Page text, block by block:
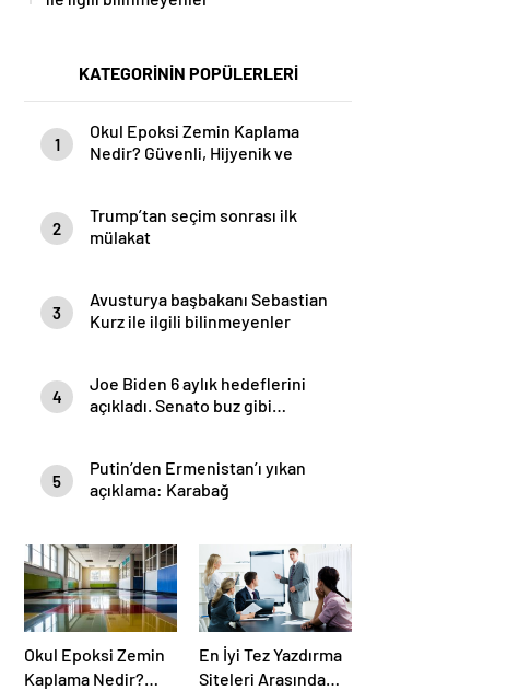
KATEGORİNİN POPÜLERLERİ
1
Okul Epoksi Zemin Kaplama
Nedir? Güvenli, Hijyenik ve
2
Trump’tan seçim sonrası ilk
mülakat
3
Avusturya başbakanı Sebastian
Kurz ile ilgili bilinmeyenler
4
Joe Biden 6 aylık hedeflerini
açıkladı. Senato buz gibi…
5
Putin’den Ermenistan’ı yıkan
açıklama: Karabağ
Okul Epoksi Zemin
Kaplama Nedir?
En İyi Tez Yazdırma
Siteleri Arasında